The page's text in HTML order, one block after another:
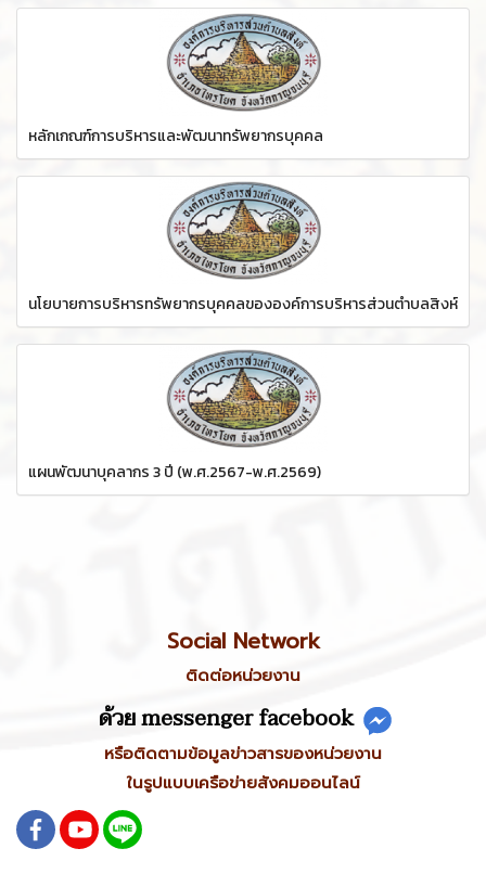
หลักเกณฑ์การบริหารและพัฒนาทรัพยากรบุคคล
นโยบายการบริหารทรัพยากรบุคคลขององค์การบริหารส่วนตำบลสิงห์
แผนพัฒนาบุคลากร 3 ปี (พ.ศ.2567-พ.ศ.2569)
Social Network
ติดต่อหน่วยงาน
ด้วย messenger facebook
หรือติดตามข้อมูลข่าวสารของหน่วยงาน
ในรูปแบบเครือข่ายสังคมออนไลน์